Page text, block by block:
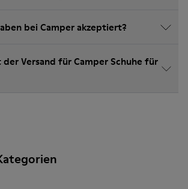
bei Camper akzeptiert?
Versand für Camper Schuhe für